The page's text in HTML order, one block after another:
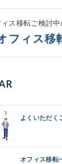
ィス移転ご検討
フィス移
よくいただく
オフィス移転